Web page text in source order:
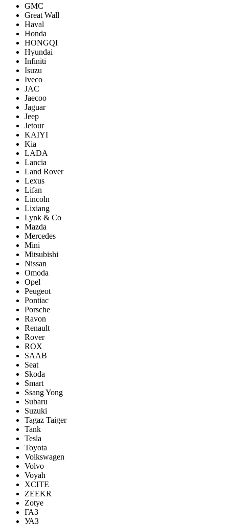
GMC
Great Wall
Haval
Honda
HONGQI
Hyundai
Infiniti
Isuzu
Iveco
JAC
Jaecoo
Jaguar
Jeep
Jetour
KAIYI
Kia
LADA
Lancia
Land Rover
Lexus
Lifan
Lincoln
Lixiang
Lynk & Co
Mazda
Mercedes
Mini
Mitsubishi
Nissan
Omoda
Opel
Peugeot
Pontiac
Porsсhe
Ravon
Renault
Rover
ROX
SAAB
Seat
Skoda
Smart
Ssang Yong
Subaru
Suzuki
Tagaz Taiger
Tank
Tesla
Toyota
Volkswagen
Volvo
Voyah
XCITE
ZEEKR
Zotye
ГАЗ
УАЗ